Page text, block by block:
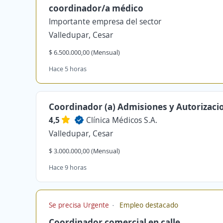
coordinador/a médico
Importante empresa del sector
Valledupar, Cesar
$ 6.500.000,00 (Mensual)
Hace 5 horas
Coordinador (a) Admisiones y
4,5
Clínica Médicos S.A.
Valledupar, Cesar
$ 3.000.000,00 (Mensual)
Hace 9 horas
Se precisa Urgente Empleo destacado